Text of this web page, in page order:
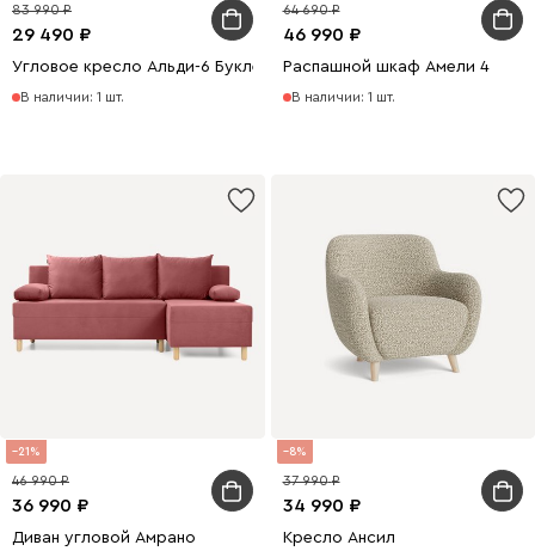
29 490
83 990
Угловое кресло Альди-6 Букле Молочный
В наличии: 1 шт.
46 990
64 690
Распашной шкаф Амели 4
В наличии: 1 шт.
21
36 990
46 990
Диван угловой Амрано
8
34 990
37 990
Кресло Ансил